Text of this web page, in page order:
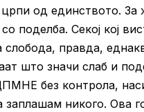
црпи од единството.
поделба. Секој кој
слобода, правда,
што значи слаб и
без контрола,
заплашам никого.